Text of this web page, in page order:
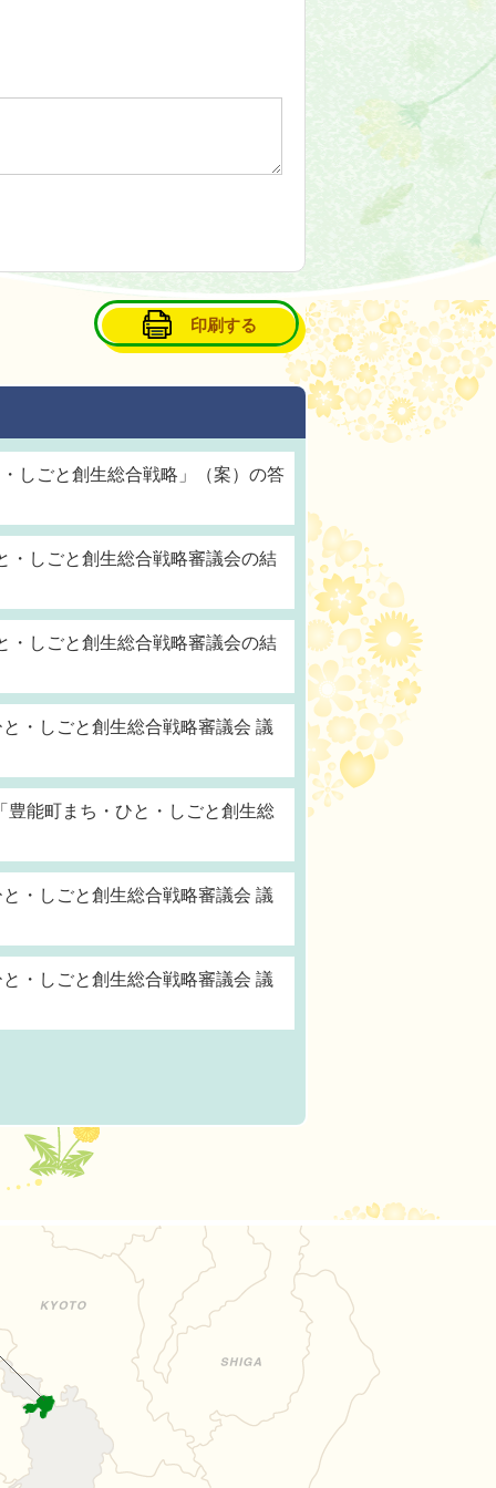
印刷する
しごと創生総合戦略」（案）の答
・しごと創生総合戦略審議会の結
・しごと創生総合戦略審議会の結
・しごと創生総合戦略審議会 議
豊能町まち・ひと・しごと創生総
・しごと創生総合戦略審議会 議
・しごと創生総合戦略審議会 議